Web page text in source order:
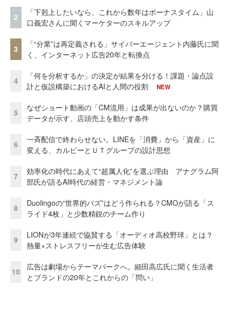
2
「下剋上したいなら、これから数年はボーナスタイム」山
口義宏さんに聞くマーケターのスキルアップ
3
「“分業”は再定義される」サイバーエージェント内藤氏に聞
く、インターネット広告20年と転換点
4
「何を分析するか」の決定が結果を分ける！課題・論点設
計と仮説構築におけるAIと人間の役割
NEW
5
なぜショート動画の「CM流用」は成果が出ないのか？購買
データが示す、店頭売上を動かす条件
6
一斉配信で終わらせない。LINEを「消費」から「資産」に
変える、カルビーとＵＴグループの設計思想
7
効率化の時代にあえて“超属人化”を選ぶ理由 アナグラム阿
部氏が語るAI時代の経営・マネジメント論
8
Duolingoの“世界的バズ”はどう作られる？CMOが語る「ス
ライド4枚」と少数精鋭のチーム作り
9
LIONが3年連続で協賛する「オーディオ高校野球」とは？
熱量×ストレスフリーが生む広告体験
10
広告は劇場からテーマパークへ。細田高広氏に聞く生活者
とブランドの20年とこれからの「問い」